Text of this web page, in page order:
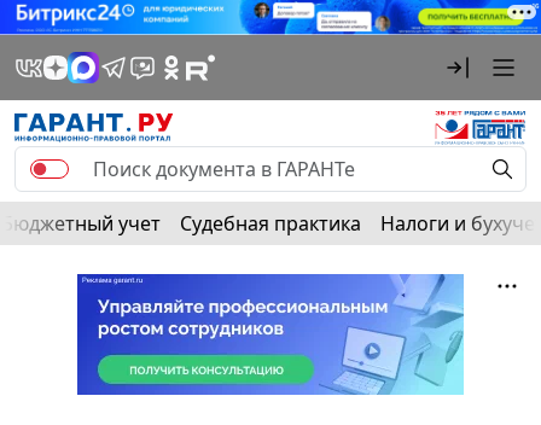
Бюджетный учет Судебная практика Налоги и